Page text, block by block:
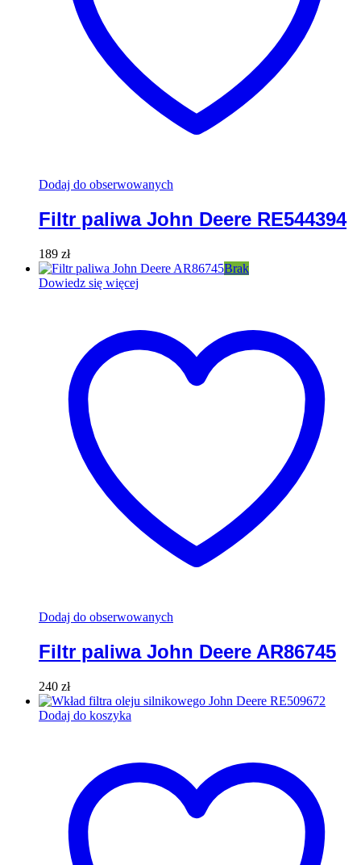
Dodaj do obserwowanych
Filtr paliwa John Deere RE544394
189 zł
Brak
Dowiedz się więcej
Dodaj do obserwowanych
Filtr paliwa John Deere AR86745
240 zł
Dodaj do koszyka